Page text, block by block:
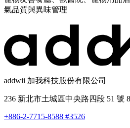
氣品質與異味管理
addwii 加我科技股份有限公司
236 新北市土城區中央路四段 51 號
+886-2-7715-8588 #3526